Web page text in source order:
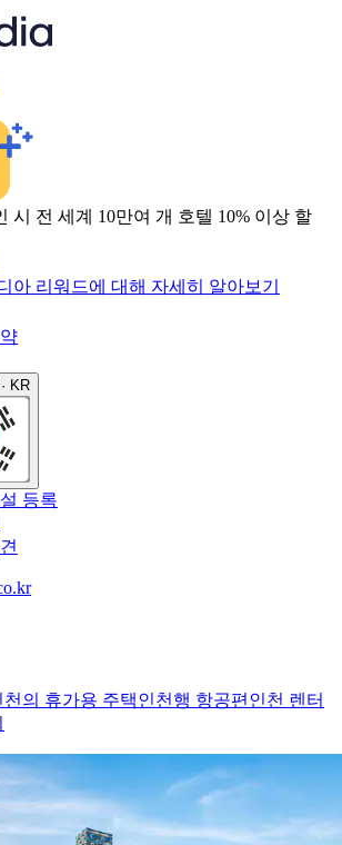
시 전 세계 10만여 개 호텔 10% 이상 할
아 리워드에 대해 자세히 알아보기
KR
등록
천의 휴가용 주택인천행 항공편 인천 렌터